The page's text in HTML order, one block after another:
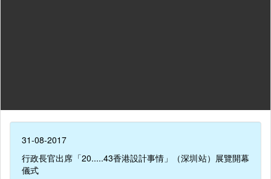
31-08-2017
行政長官出席「20.....43香港設計事情」（深圳站）展覽開幕
儀式